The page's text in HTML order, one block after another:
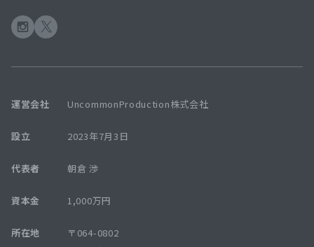
運営会社 UncommonProduction株式会社
設立 2023年7月3日
代表者 朝倉 渉
資本金 1,000万円
所在地
〒064-0802